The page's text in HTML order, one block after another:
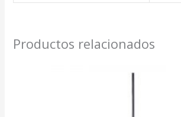
Productos relacionados